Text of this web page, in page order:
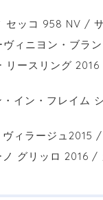
セッコ 958 NV /
ィニヨン・ブラ
リースリング
・イン・フレイム
ヴィラージュ2015
ノ グリッロ 2016 /